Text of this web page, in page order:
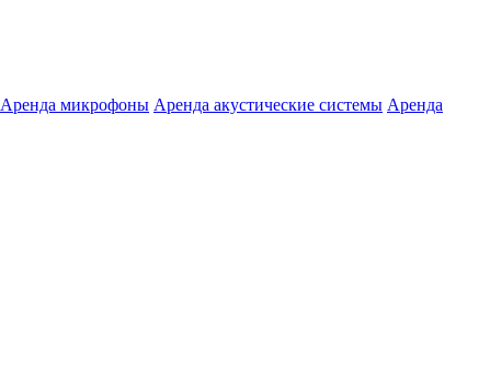
Аренда микрофоны Аренда акустические системы Аренда